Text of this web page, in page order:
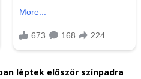
léptek először színpadra